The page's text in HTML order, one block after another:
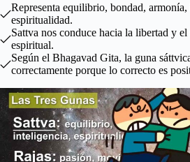
Representa equilibrio, bondad,
espiritualidad.
Sattva nos conduce hacia la libertad y
espiritual.
Según el Bhagavad Gita, la guna
correctamente porque lo correcto es